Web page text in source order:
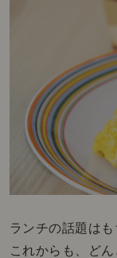
ランチの話題はも
これからも、ど